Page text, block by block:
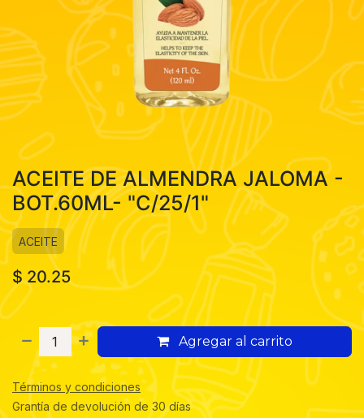
ACEITE DE ALMENDRA JALOMA -
BOT.60ML- "C/25/1"
ACEITE
$20.25
Agregar al carrito
Términos y condiciones
Grantía de devolución de 30 días